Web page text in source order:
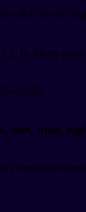
del tercer
lo dices
0198:
one, nine,